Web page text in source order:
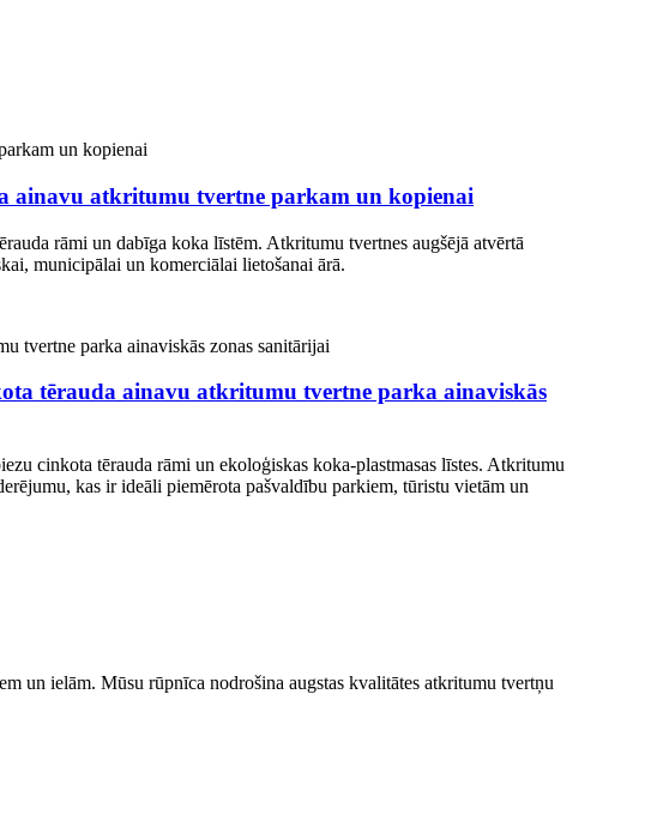
ainavu atkritumu tvertne parkam un kopienai
rāmi un dabīga koka līstēm. Atkritumu tvertnes augšējā atvērtā
municipālai un komerciālai lietošanai ārā.
tērauda ainavu atkritumu tvertne parka ainaviskās
cinkota tērauda rāmi un ekoloģiskas koka-plastmasas līstes. Atkritumu
kas ir ideāli piemērota pašvaldību parkiem, tūristu vietām un
un ielām. Mūsu rūpnīca nodrošina augstas kvalitātes atkritumu tvertņu